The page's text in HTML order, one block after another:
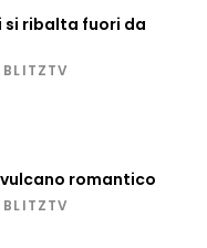
si ribalta fuori da
BLITZTV
vulcano romantico
BLITZTV